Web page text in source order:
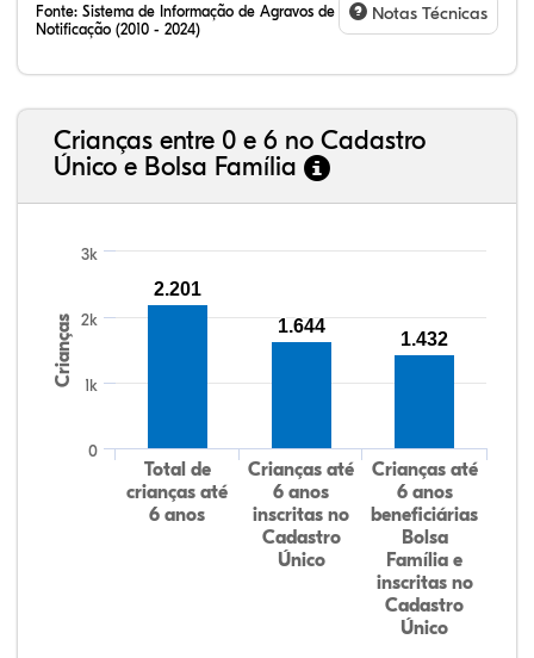
Fonte: Sistema de Informação de Agravos de
Notificação (2010 - 2024)
Notas Técnicas
Crianças entre 0 e 6 no Cadastro
Único e Bolsa Família
Crianças
Total de
crianças até
6 anos
Crianças até
6 anos
inscritas no
Cadastro
Único
Crianças até
6 anos
beneficiárias
Bolsa
Família e
inscritas no
Cadastro
Único
0
1k
2k
3k
2.201
1.644
1.432
13,45%
3,34%
0,40%
78,54%
0,84%
3,42%
32,57%
9,24%
0,46%
54,88%
1,27%
1,56%